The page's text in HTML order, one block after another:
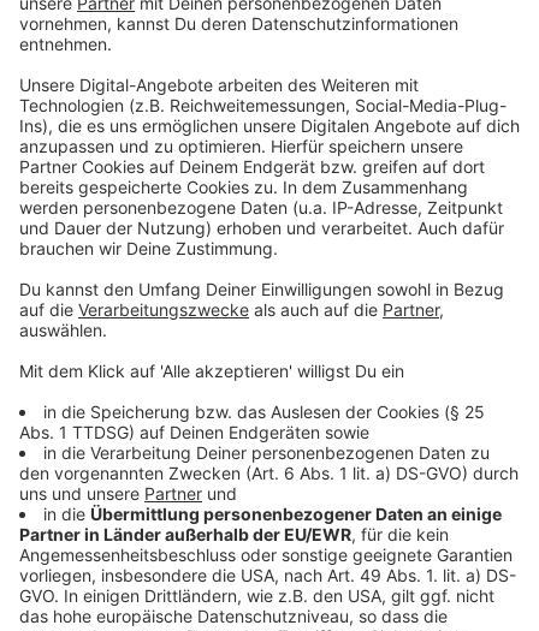
Autobahn Polizei SimulatorSerie kann gespielt
werden. Dieser Polizeisimulator ist vor allem durch
geworden.
Anzeige
Auf der Gamescom wird nicht nur gezockt
Es dreht sich zwar alles rund um Videospiele, doch auf
der Gamescom werden nicht nur Spiele präsentiert
und können angespielt werden. Die Messe versteht
sich weniger als Fachmesse für die neusten Games
und mehr als größtes Fan-Treffen der Welt.
Deswegen gibt es neben den Hallen bei denen die
neusten Games präsentiert werden auch jede Menge
mehr. Es gibt etwa eine extra Halle für Cosplay. Da
präsentieren die Cosplayer ihre neusten, mit viel Mühe
gemachten Kostüme. Von Dämonen aus Diablo IV über